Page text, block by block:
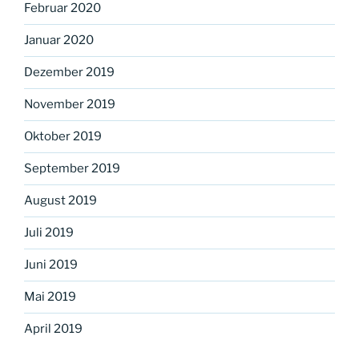
Februar 2020
Januar 2020
Dezember 2019
November 2019
Oktober 2019
September 2019
August 2019
Juli 2019
Juni 2019
Mai 2019
April 2019